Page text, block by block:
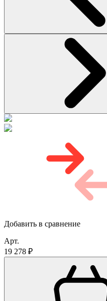
Добавить в сравнение
Арт.
19 278 ₽